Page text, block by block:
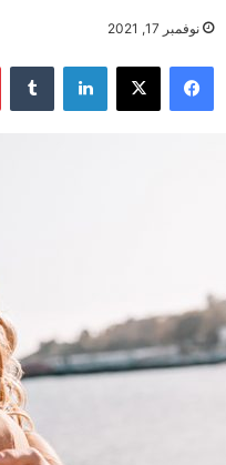
نوفمبر 17, 2021
فيسبوك X لينكدإن